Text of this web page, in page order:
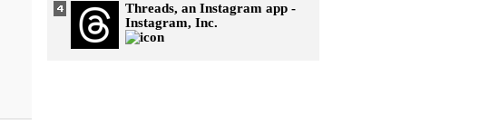
Threads, an Instagram app -
Instagram, Inc.